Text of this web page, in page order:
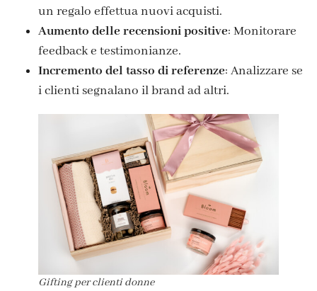
un regalo effettua nuovi acquisti.
Aumento delle recensioni positive: Monitorare
feedback e testimonianze.
Incremento del tasso di referenze: Analizzare se
i clienti segnalano il brand ad altri.
Gifting per clienti donne